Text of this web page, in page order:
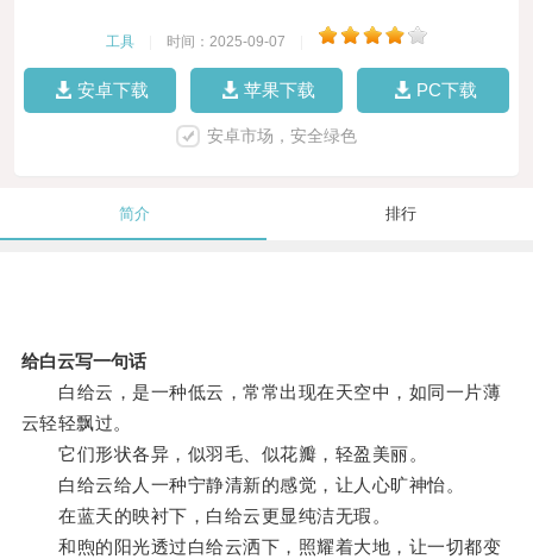
工具 时间：2025-09-07
安卓下载 苹果下载 PC下载
安卓市场，安全绿色
简介 排行
给白云写一句话
白给云，是一种低云，常常出现在天空中，如同一片薄
云轻轻飘过。
它们形状各异，似羽毛、似花瓣，轻盈美丽。
白给云给人一种宁静清新的感觉，让人心旷神怡。
在蓝天的映衬下，白给云更显纯洁无瑕。
和煦的阳光透过白给云洒下，照耀着大地，让一切都变